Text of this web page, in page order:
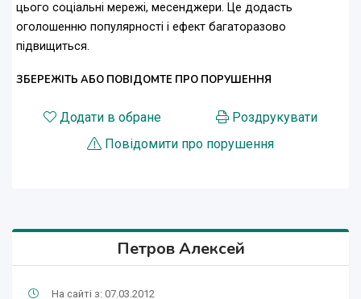
цього соціальні мережі, месенджери. Це додасть
оголошенню популярності і ефект багаторазово
підвищиться.
ЗБЕРЕЖІТЬ АБО ПОВІДОМТЕ ПРО ПОРУШЕННЯ
Додати в обране
Роздрукувати
Повідомити про порушення
Петров Алексей
На сайті з: 07.03.2012